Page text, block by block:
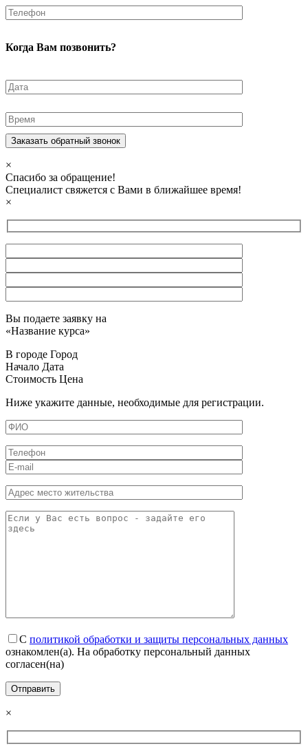
Когда Вам позвонить?
×
Спасибо за обращение!
Специалист свяжется с Вами в ближайшее время!
×
Вы подаете заявку на
«Название курса»
В городе Город
Начало Дата
Стоимость Цена
Ниже укажите данные, необходимые для регистрации.
С политикой обработки и защиты персональных данных
ознакомлен(а). На обработку персональный данных
согласен(на)
×